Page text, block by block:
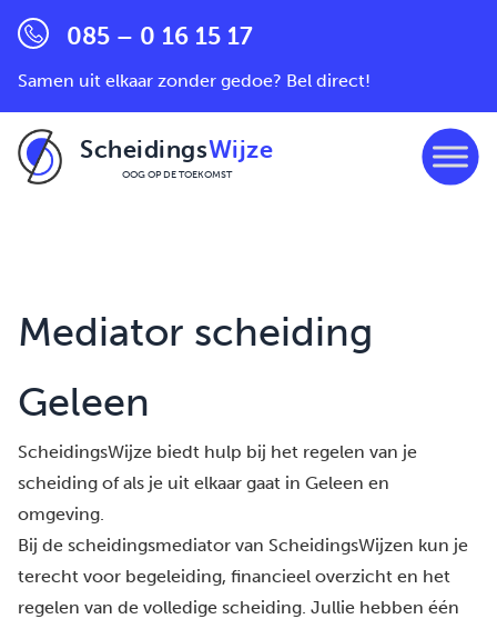
085 – 0 16 15 17
Samen uit elkaar zonder gedoe? Bel direct!
ScheidingsWijze
OOG OP DE TOEKOMST
Mediator scheiding
Geleen
ScheidingsWijze biedt hulp bij het regelen van je
scheiding of als je uit elkaar gaat in Geleen en
omgeving.
Bij de scheidingsmediator van ScheidingsWijzen kun je
terecht voor begeleiding, financieel overzicht en het
regelen van de volledige scheiding. Jullie hebben één